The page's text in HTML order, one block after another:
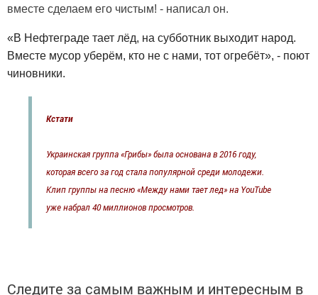
вместе сделаем его чистым! - написал он.
«В Нефтеграде тает лёд, на субботник выходит народ.
Вместе мусор уберём, кто не с нами, тот огребёт», - поют
чиновники.
Кстати
Украинская группа «Грибы» была основана в 2016 году,
которая всего за год стала популярной среди молодежи.
Клип группы на песню «Между нами тает лед» на YouTube
уже набрал 40 миллионов просмотров.
Следите за самым важным и интересным в